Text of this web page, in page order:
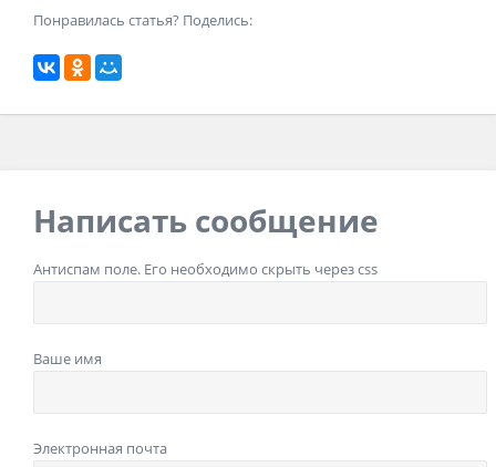
Понравилась статья? Поделись:
Написать сообщение
Антиспам поле. Его необходимо скрыть через css
Ваше имя
Электронная почта